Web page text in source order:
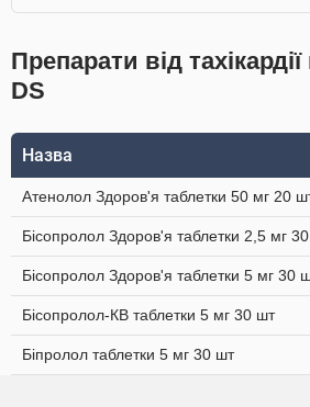
Препарати від
DS
Назва
Атенолол Здоров'я таблетки 50 мг 20
Бісопролол Здоров'я таблетки 2,5 мг
Бісопролол Здоров'я таблетки 5 мг 30
Бісопролол-КВ таблетки 5 мг 30 шт
Біпролол таблетки 5 мг 30 шт